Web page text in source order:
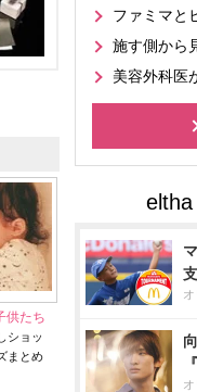
供たち
ショッ
まとめ
ファミマと
施す側から
美容外科医